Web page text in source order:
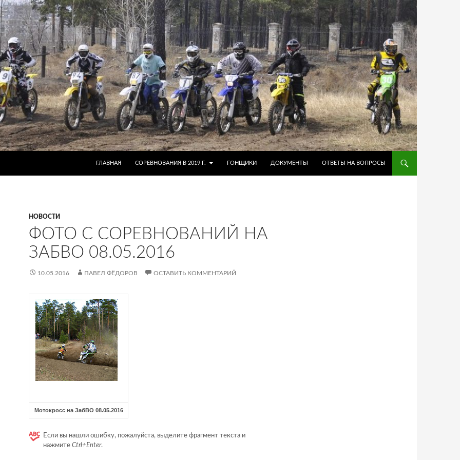
ГЛАВНАЯ СОРЕВНОВАНИЯ В 2019 Г. ГОНЩИКИ ДОКУМЕНТЫ ОТВЕТЫ НА ВОПРОСЫ
НОВОСТИ
ФОТО С СОРЕВНОВАНИЙ НА
ЗАБВО 08.05.2016
10.05.2016 ПАВЕЛ ФЁДОРОВ ОСТАВИТЬ КОММЕНТАРИЙ
Мотокросс на ЗабВО 08.05.2016
Если вы нашли ошибку, пожалуйста, выделите фрагмент текста и
нажмите Ctrl+Enter.